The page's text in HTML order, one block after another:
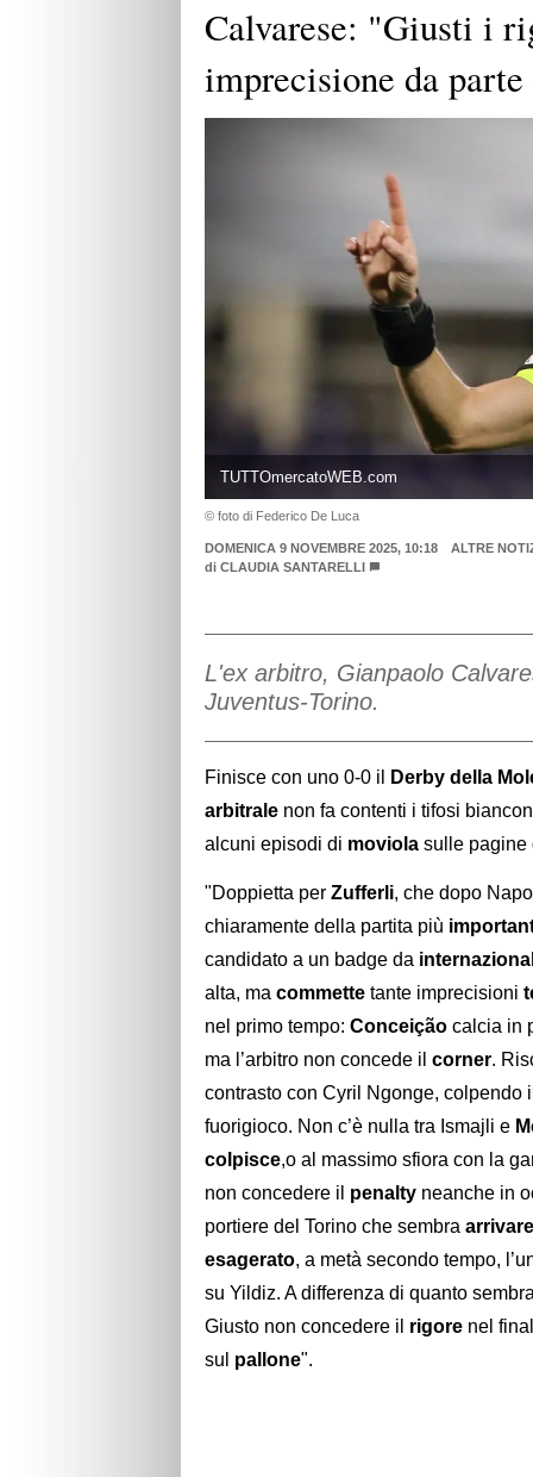
Calvarese: "Giusti i
imprecisione da
TUTTOmercatoWEB.com
© foto di Federico De Luca
DOMENICA 9 NOVEMBRE 2025, 10:18
ALTRE
di CLAUDIA SANTARELLI
L'ex arbitro, Gianpaolo
Juventus-Torino.
Finisce con uno 0-0 il Derby della
arbitrale non fa contenti i tifosi
alcuni episodi di moviola sulle pagine
"Doppietta per Zufferli, che dopo
chiaramente della partita più
candidato a un badge da
alta, ma commette tante imprecisioni
nel primo tempo: Conceição calcia in
ma l’arbitro non concede il corner.
contrasto con Cyril Ngonge, colpendo
fuorigioco. Non c’è nulla tra Ismajli e
colpisce,o al massimo sfiora con la
non concedere il penalty neanche in
portiere del Torino che sembra arrivare
esagerato, a metà secondo tempo,
su Yildiz. A differenza di quanto
Giusto non concedere il rigore nel
sul pallone".